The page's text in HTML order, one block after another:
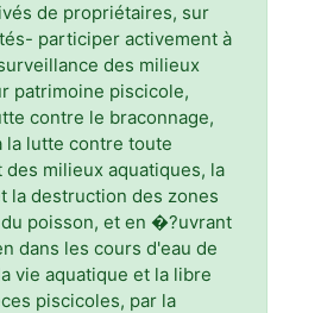
de propriétaires, sur
participer activement à
des milieux
patrimoine piscicole,
contre le braconnage,
la lutte contre toute
milieux aquatiques, la
la destruction des zones
poisson, et en �?uvrant
dans les cours d'eau de
vie aquatique et la libre
piscicoles, par la